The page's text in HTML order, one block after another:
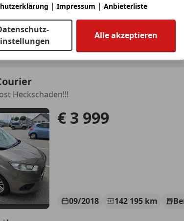
Heckschaden!!!
€ 3 999
09/2018 142 195 km
| Impressum | Anbieterliste
Alle akzeptieren